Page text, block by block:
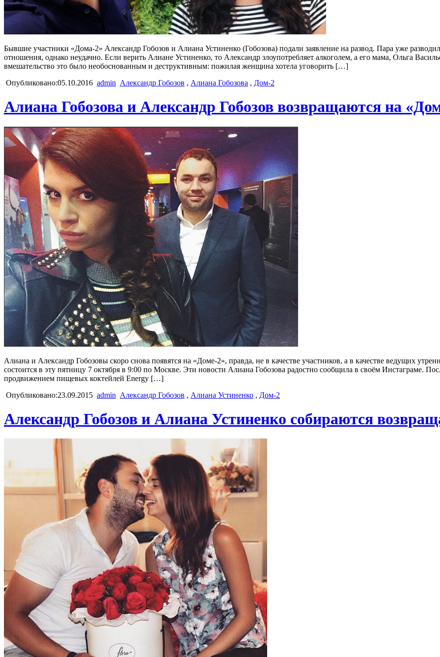
Бывшие участники «Дома-2» Александр Гобозов и Алиана Устиненко (Гобозова) подали заявление на развод. Пара уже
отношения, однако неудачно. Если верить Алиане Устиненко, то Александр злоупотребляет алкоголем, а его мама, Ольга
вмешательство это было необоснованным и деструктивным: пожилая женщина хотела уговорить […]
Опубликовано:05.10.2016 admin Александр Гобозов , Алиана Гобозова , Дом-2
Алиана Гобозова и Александр Гобозов возвращаются на
Алиана и Александр Гобозовы скоро снова появятся на «Доме-2», правда, не в качестве участников, а в качестве ведущих
состоится в эту пятницу 7 октября в 9:00 по Москве. Эти новости Алиана Гобозова радостно сообщила в своём Инстаграме.
продвижением пищевых коктейлей Energy […]
Опубликовано:23.09.2015 admin Александр Гобозов , Алиана Устиненко , Дом-2
Александр Гобозов и Алиана Устиненко собираются